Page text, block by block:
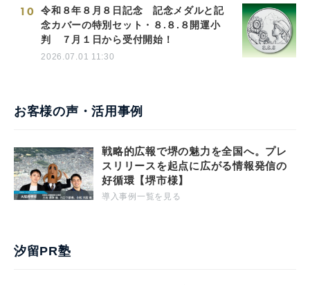
10
令和８年８月８日記念 記念メダルと記
念カバーの特別セット・８.８.８開運小
判 ７月１日から受付開始！
2026.07.01 11:30
お客様の声・活用事例
戦略的広報で堺の魅力を全国へ。プレ
スリリースを起点に広がる情報発信の
好循環【堺市様】
導入事例一覧を見る
汐留PR塾